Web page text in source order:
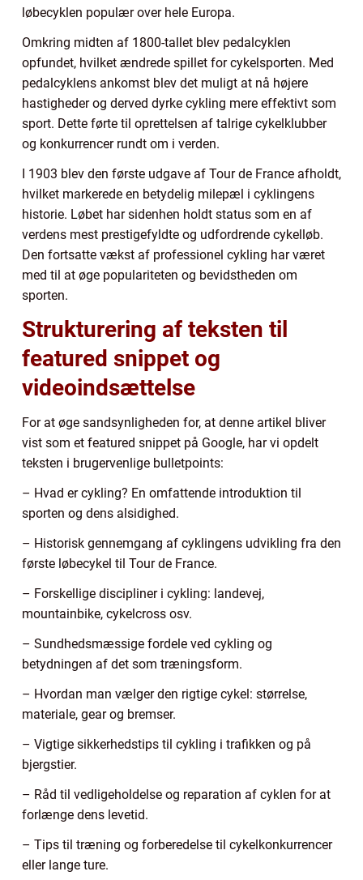
løbecyklen populær over hele Europa.
Omkring midten af 1800-tallet blev pedalcyklen
opfundet, hvilket ændrede spillet for cykelsporten. Med
pedalcyklens ankomst blev det muligt at nå højere
hastigheder og derved dyrke cykling mere effektivt som
sport. Dette førte til oprettelsen af talrige cykelklubber
og konkurrencer rundt om i verden.
I 1903 blev den første udgave af Tour de France afholdt,
hvilket markerede en betydelig milepæl i cyklingens
historie. Løbet har sidenhen holdt status som en af
verdens mest prestigefyldte og udfordrende cykelløb.
Den fortsatte vækst af professionel cykling har været
med til at øge populariteten og bevidstheden om
sporten.
Strukturering af teksten til
featured snippet og
videoindsættelse
For at øge sandsynligheden for, at denne artikel bliver
vist som et featured snippet på Google, har vi opdelt
teksten i brugervenlige bulletpoints:
– Hvad er cykling? En omfattende introduktion til
sporten og dens alsidighed.
– Historisk gennemgang af cyklingens udvikling fra den
første løbecykel til Tour de France.
– Forskellige discipliner i cykling: landevej,
mountainbike, cykelcross osv.
– Sundhedsmæssige fordele ved cykling og
betydningen af det som træningsform.
– Hvordan man vælger den rigtige cykel: størrelse,
materiale, gear og bremser.
– Vigtige sikkerhedstips til cykling i trafikken og på
bjergstier.
– Råd til vedligeholdelse og reparation af cyklen for at
forlænge dens levetid.
– Tips til træning og forberedelse til cykelkonkurrencer
eller lange ture.